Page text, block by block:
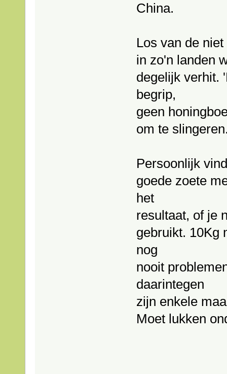
China.
Los van de
in zo'n landen
degelijk verhit.
begrip,
geen
om te
Persoonlijk
goede zoete
het
resultaat, of je
gebruikt. 10Kg
nog
nooit
daarintegen
zijn enkele
Moet lukken